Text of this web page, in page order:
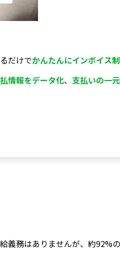
だけでかんたんにインボイス
情報をデータ化、 支払いの一
義務はありませんが、約92%